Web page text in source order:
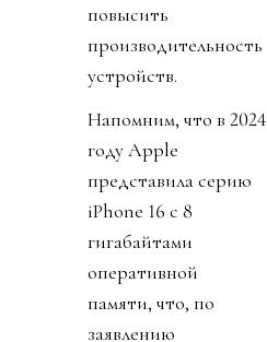
повысить
производительность
устройств.
Напомним, что в 2024
году Apple
представила серию
iPhone 16 с 8
гигабайтами
оперативной
памяти, что, по
заявлению